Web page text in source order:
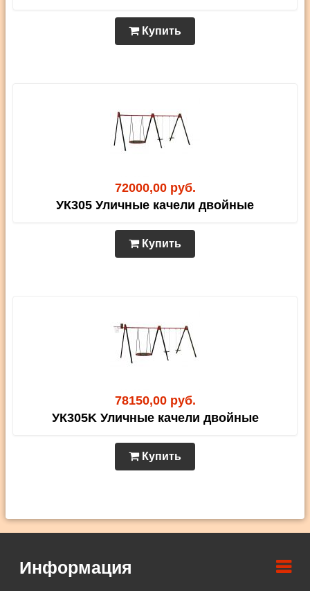
Купить
72000,00 руб.
УК305 Уличные качели двойные
Купить
78150,00 руб.
УК305K Уличные качели двойные
Купить
Информация